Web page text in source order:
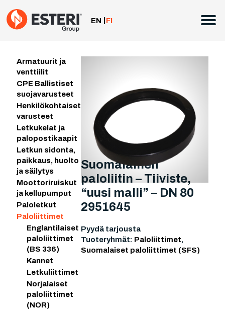
sisältöön
EN FI
Armatuurit ja
venttiilit
CPE Ballistiset
suojavarusteet
Henkilökohtaiset
varusteet
Letkukelat ja
palopostikaapit
Letkun sidonta,
paikkaus, huolto
ja säilytys
Moottoriruiskut
ja kellupumput
Paloletkut
Paloliittimet
Englantilaiset
paloliittimet
(BS 336)
Kannet
Letkuliittimet
Norjalaiset
paloliittimet
(NOR)
Suomalainen
paloliitin – Tiiviste,
“uusi malli” – DN 80
2951645
Pyydä tarjousta
Tuoteryhmät: Paloliittimet,
Suomalaiset paloliittimet (SFS)